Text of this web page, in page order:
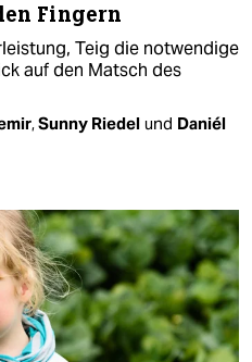
Fingern
Teig die notwendige
auf den Matsch des
,Sunny Riedel und Daniél